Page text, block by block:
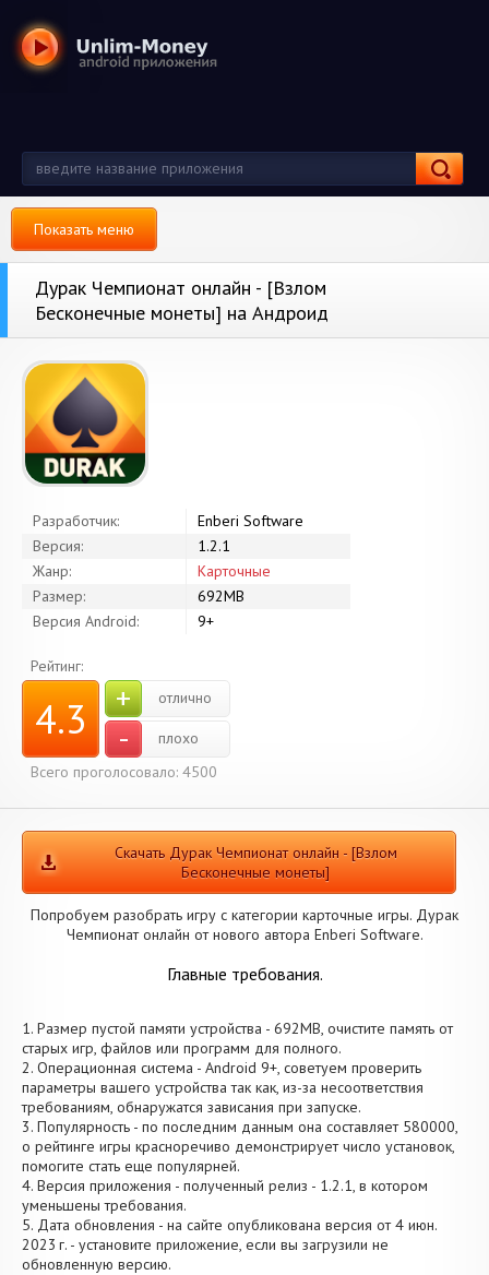
Показать меню
Дурак Чемпионат онлайн - [Взлом
Бесконечные монеты] на Андроид
Разработчик:
Enberi Software
Версия:
1.2.1
Жанр:
Карточные
Размер:
692MB
Версия Android:
9+
Рейтинг:
4.3 + отлично
-
плохо
Всего проголосовало: 4500
Скачать Дурак Чемпионат онлайн - [Взлом
Бесконечные монеты]
Попробуем разобрать игру с категории карточные игры. Дурак
Чемпионат онлайн от нового автора Enberi Software.
Главные требования.
1. Размер пустой памяти устройства - 692MB, очистите память от
старых игр, файлов или программ для полного.
2. Операционная система - Android 9+, советуем проверить
параметры вашего устройства так как, из-за несоответствия
требованиям, обнаружатся зависания при запуске.
3. Популярность - по последним данным она составляет 580000,
о рейтинге игры красноречиво демонстрирует число установок,
помогите стать еще популярней.
4. Версия приложения - полученный релиз - 1.2.1, в котором
уменьшены требования.
5. Дата обновления - на сайте опубликована версия от 4 июн.
2023 г. - установите приложение, если вы загрузили не
обновленную версию.